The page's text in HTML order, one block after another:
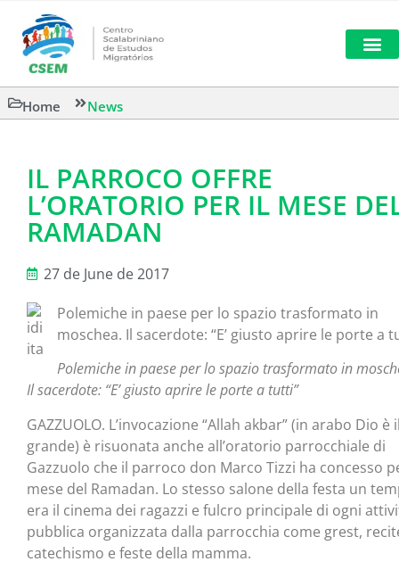
Home News
IL PARROCO OFFRE
L’ORATORIO PER IL MESE
RAMADAN
27 de June de 2017
Polemiche in paese per lo spazio trasformato in
moschea. Il sacerdote: “E’ giusto aprire le porte a
Polemiche in paese per lo spazio trasformato in
Il sacerdote: “E’ giusto aprire le porte a tutti”
GAZZUOLO. L’invocazione “Allah akbar” (in arabo Dio è
grande) è risuonata anche all’oratorio parrocchiale di
Gazzuolo che il parroco don Marco Tizzi ha concesso
mese del Ramadan. Lo stesso salone della festa un
era il cinema dei ragazzi e fulcro principale di ogni
pubblica organizzata dalla parrocchia come grest,
catechismo e feste della mamma.